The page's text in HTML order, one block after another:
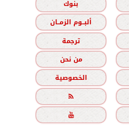
بنوك
ألبــوم الزمــان
ترجمة
من نحن
الخصوصية

